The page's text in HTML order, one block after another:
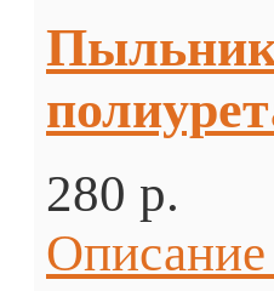
280 p.
Описание